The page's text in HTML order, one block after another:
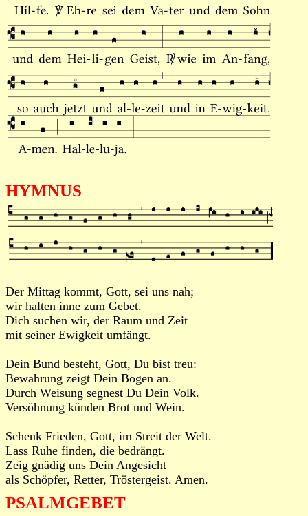
HYMNUS
Der Mittag kommt, Gott, sei uns nah;
wir halten inne zum Gebet.
Dich suchen wir, der Raum und Zeit
mit seiner Ewigkeit umfängt.
Dein Bund besteht, Gott, Du bist treu:
Bewahrung zeigt Dein Bogen an.
Durch Weisung segnest Du Dein Volk.
Versöhnung künden Brot und Wein.
Schenk Frieden, Gott, im Streit der Welt.
Lass Ruhe finden, die bedrängt.
Zeig gnädig uns Dein Angesicht
als Schöpfer, Retter, Tröstergeist. Amen.
PSALMGEBET